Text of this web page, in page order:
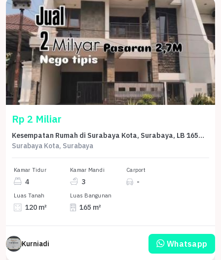
Rp 2 Miliar
Kesempatan Rumah di Surabaya Kota, Surabaya, LB 165m², Harga 2 Miliar
Surabaya Kota, Surabaya
Kamar Tidur
4
Kamar Mandi
3
Carport
-
Luas Tanah
120 m²
Luas Bangunan
165 m²
Kurniadi Whatsapp